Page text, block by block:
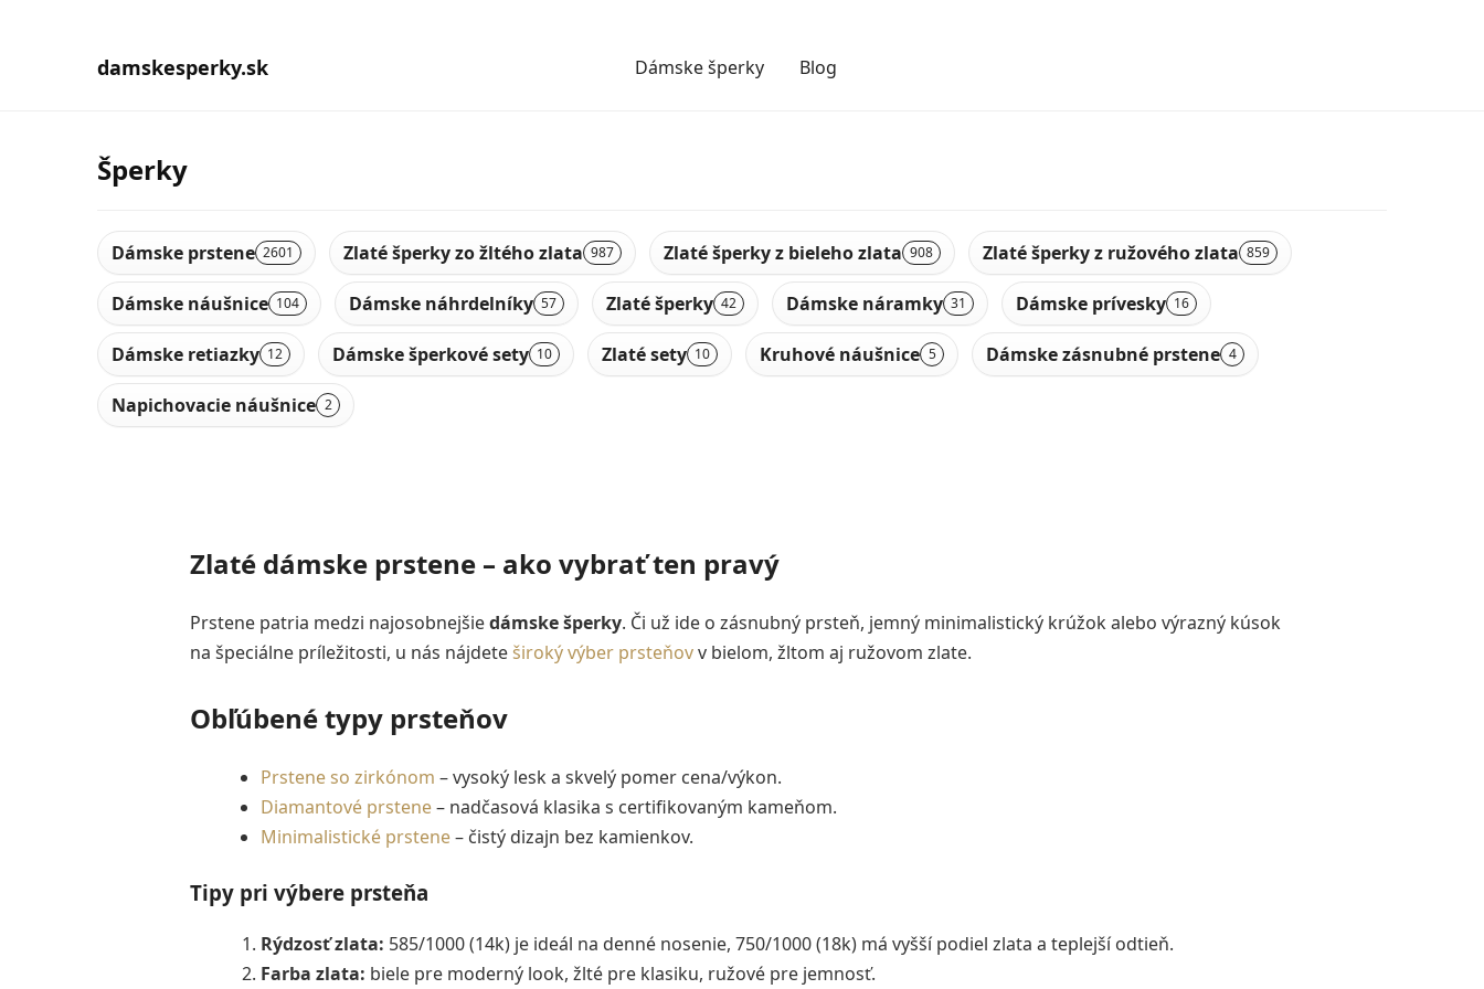
damskesperky.sk Dámske šperky Blog
Šperky
Dámske prstene 2601 Zlaté šperky zo žltého zlata 987 Zlaté šperky z bieleho zlata 908 Zlaté šperky z ružového zlata 859
Dámske náušnice 104 Dámske náhrdelníky 57 Zlaté šperky 42 Dámske náramky 31 Dámske prívesky 16
Dámske retiazky 12 Dámske šperkové sety 10 Zlaté sety 10 Kruhové náušnice 5 Dámske zásnubné prstene 4
Napichovacie náušnice 2
Zlaté dámske prstene – ako vybrať ten pravý
Prstene patria medzi najosobnejšiedámske šperky. Či už ide o zásnubný prsteň, jemný minimalistický krúžok alebo výrazný kúsok
na špeciálne príležitosti, u nás nájdeteširoký výber prsteňovv bielom, žltom aj ružovom zlate.
Obľúbené typy prsteňov
Prstene so zirkónom – vysoký lesk a skvelý pomer cena/výkon.
Diamantové prstene– nadčasová klasika s certifikovaným kameňom.
Minimalistické prstene– čistý dizajn bez kamienkov.
Tipy pri výbere prsteňa
Rýdzosť zlata: 585/1000 (14k) je ideál na denné nosenie, 750/1000 (18k) má vyšší podiel zlata a teplejší odtieň.
Farba zlata: biele pre moderný look, žlté pre klasiku, ružové pre jemnosť.